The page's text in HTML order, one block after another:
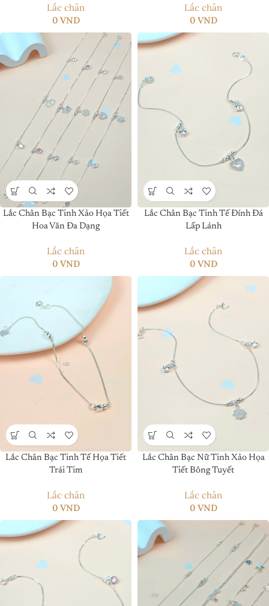
Lắc chân
0 VND
Lắc chân
0 VND
Lắc Chân Bạc Tinh Xảo Họa Tiết
Hoa Văn Đa Dạng
Lắc chân
0 VND
Lắc Chân Bạc Tinh Tế Đính Đá
Lấp Lánh
Lắc chân
0 VND
Lắc Chân Bạc Tinh Tế Họa Tiết
Trái Tim
Lắc chân
0 VND
Lắc Chân Bạc Nữ Tinh Xảo Họa
Tiết Bông Tuyết
Lắc chân
0 VND